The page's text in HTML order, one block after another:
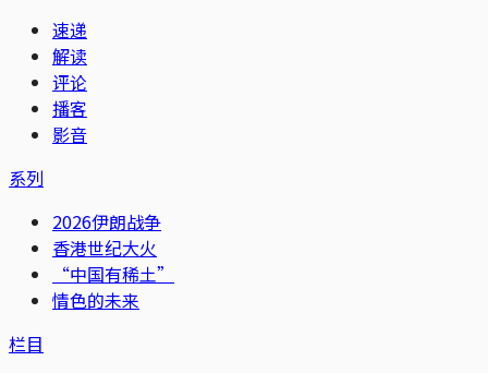
速递
解读
评论
播客
影音
系列
2026伊朗战争
香港世纪大火
“中国有稀土”
情色的未来
栏目